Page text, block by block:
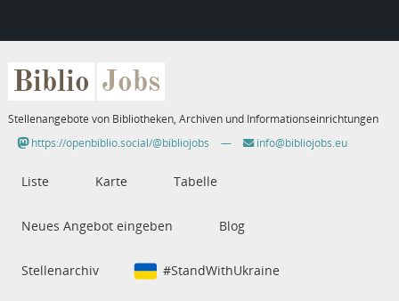
Biblio Jobs
Stellenangebote von Bibliotheken, Archiven und Informationseinrichtungen
https://openbiblio.social/@bibliojobs
— info@bibliojobs.eu
Liste Karte Tabelle
Neues Angebot eingeben Blog
Stellenarchiv #StandWithUkraine